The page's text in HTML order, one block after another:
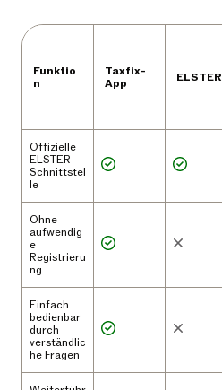
Funktio
n
Taxfix-
App
ELSTER
Offizielle
ELSTER-
Schnittstel
le
Ohne
aufwendig
e
Registrieru
ng
Einfach
bedienbar
durch
verständlic
he Fragen